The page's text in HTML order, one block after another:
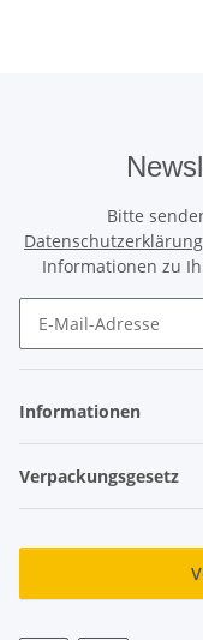
Bitte
Datenschutzerklärung
Informationen zu
Informationen
Verpackungsgesetz